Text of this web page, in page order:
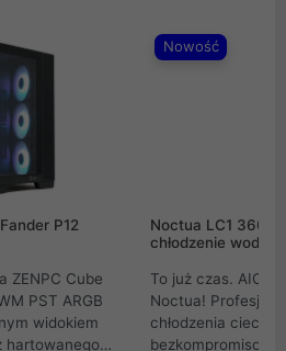
P12
ZENPC Cube
PST ARGB
widokiem
hartowanego
Nowość
Noctua LC1
chłodzenie wodne
To już czas. AIO
Noctua!
chłodzenia cieczą